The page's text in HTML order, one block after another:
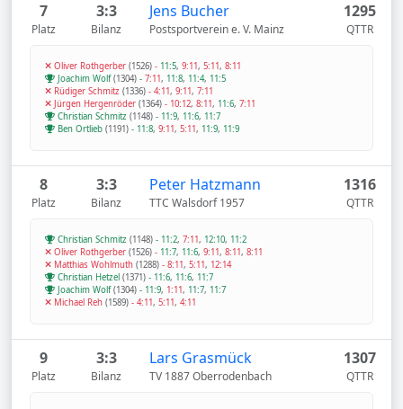
7
Platz
3:3
Bilanz
Jens Bucher
Postsportverein e. V. Mainz
1295
QTTR
Oliver Rothgerber (1526) - 11:5, 9:11, 5:11, 8:11
Joachim Wolf(1304) - 7:11, 11:8, 11:4, 11:5
Rüdiger Schmitz (1336) - 4:11, 9:11, 7:11
Jürgen Hergenröder (1364) - 10:12, 8:11, 11:6, 7:11
Christian Schmitz (1148) - 11:9, 11:6, 11:7
Ben Ortlieb (1191) - 11:8, 9:11, 5:11, 11:9, 11:9
8
Platz
3:3
Bilanz
Peter Hatzmann
TTC Walsdorf 1957
1316
QTTR
Christian Schmitz (1148) - 11:2, 7:11, 12:10, 11:2
Oliver Rothgerber (1526) - 11:7, 11:6, 9:11, 8:11, 8:11
Matthias Wohlmuth (1288) - 8:11, 5:11, 12:14
Christian Hetzel (1371) - 11:6, 11:6, 11:7
Joachim Wolf(1304) - 11:9, 1:11, 11:7, 11:7
Michael Reh (1589) - 4:11, 5:11, 4:11
9
Platz
3:3
Bilanz
Lars Grasmück
TV 1887 Oberrodenbach
1307
QTTR